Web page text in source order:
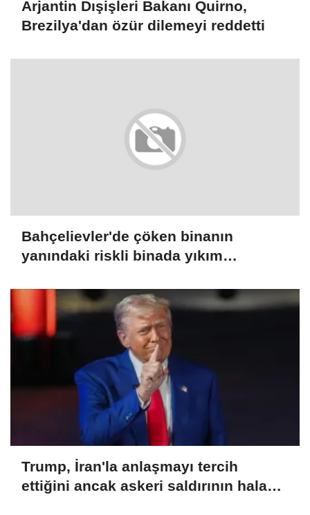
Arjantin Dışişleri Bakanı Quirno,
Brezilya'dan özür dilemeyi reddetti
Bahçelievler'de çöken binanın
yanındaki riskli binada yıkım
Trump, İran'la anlaşmayı tercih
ettiğini ancak askeri saldırının hala